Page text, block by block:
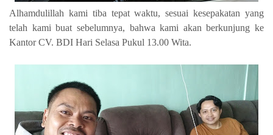
Alhamdulillah kami tiba tepat waktu, sesuai kesepakatan yang
telah kami buat sebelumnya, bahwa kami akan berkunjung ke
Kantor CV. BDI Hari Selasa Pukul 13.00 Wita.